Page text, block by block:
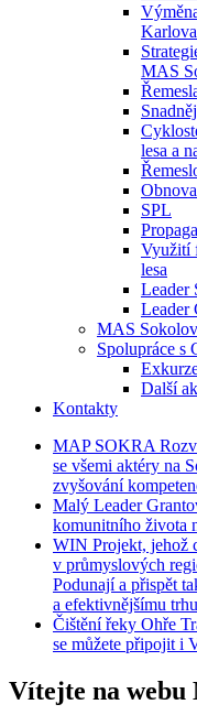
MAS
lesa a
SPL
Využití
lesa
Leader
Leader
MAS
Spolupráce s
Další
Kontakty
MAPSOKRA
se všemi aktéry na
zvyšování
Malý Leader
komunitního života
WIN Projekt, jehož
v průmyslových
Podunají a přispět
a efektivnějšímu
Čištěnířeky Ohře
se můžete připojit i
Vítejte na webu